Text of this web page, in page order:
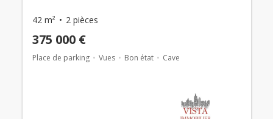
42 m² 2 pièces
375 000 €
Place de parking Vues Bon état Cave